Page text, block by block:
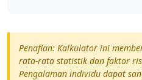
Penafian: Kalkulator ini
rata-rata statistik dan faktor
Pengalaman individu dapat